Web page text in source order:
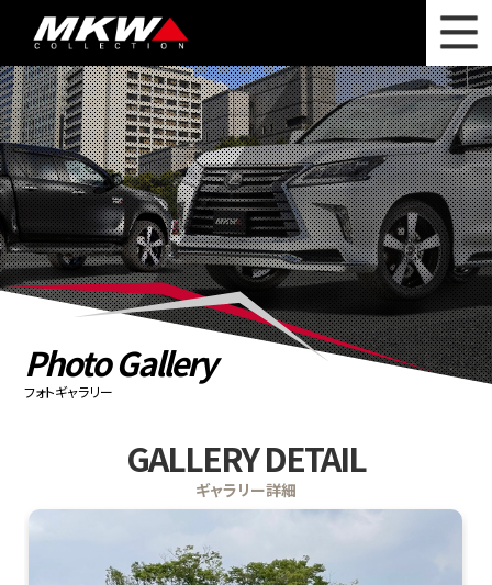
WHAT'S NEW ニュース
WHEEL LINEUP ホイールラインナップ
OTHER PRODUCT 関連製品
PHOTO GALLERY フォトギャラリー
カタログ請求
PRIVACY POLICY 個人情報保護方針
Photo Gallery
フォトギャラリー
GALLERY DETAIL
ギャラリー詳細